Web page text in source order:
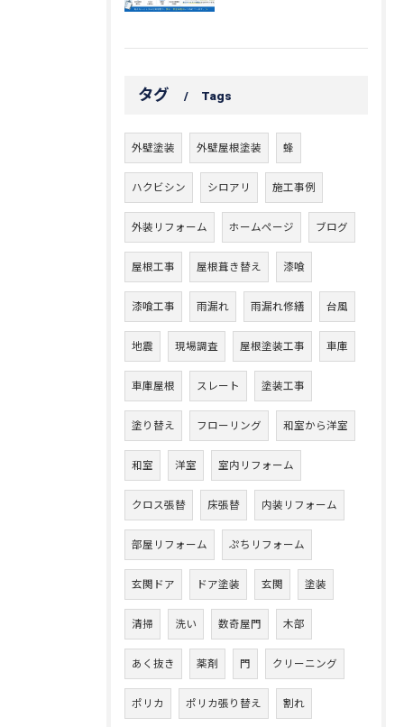
タグ Tags
外壁塗装 外壁屋根塗装 蜂
ハクビシン シロアリ 施工事例
外装リフォーム ホームページ ブログ
屋根工事 屋根葺き替え 漆喰
漆喰工事 雨漏れ 雨漏れ修繕 台風
地震 現場調査 屋根塗装工事 車庫
車庫屋根 スレート 塗装工事
塗り替え フローリング 和室から洋室
和室 洋室 室内リフォーム
クロス張替 床張替 内装リフォーム
部屋リフォーム ぷちリフォーム
玄関ドア ドア塗装 玄関 塗装
清掃 洗い 数奇屋門 木部
あく抜き 薬剤 門 クリーニング
ポリカ ポリカ張り替え 割れ